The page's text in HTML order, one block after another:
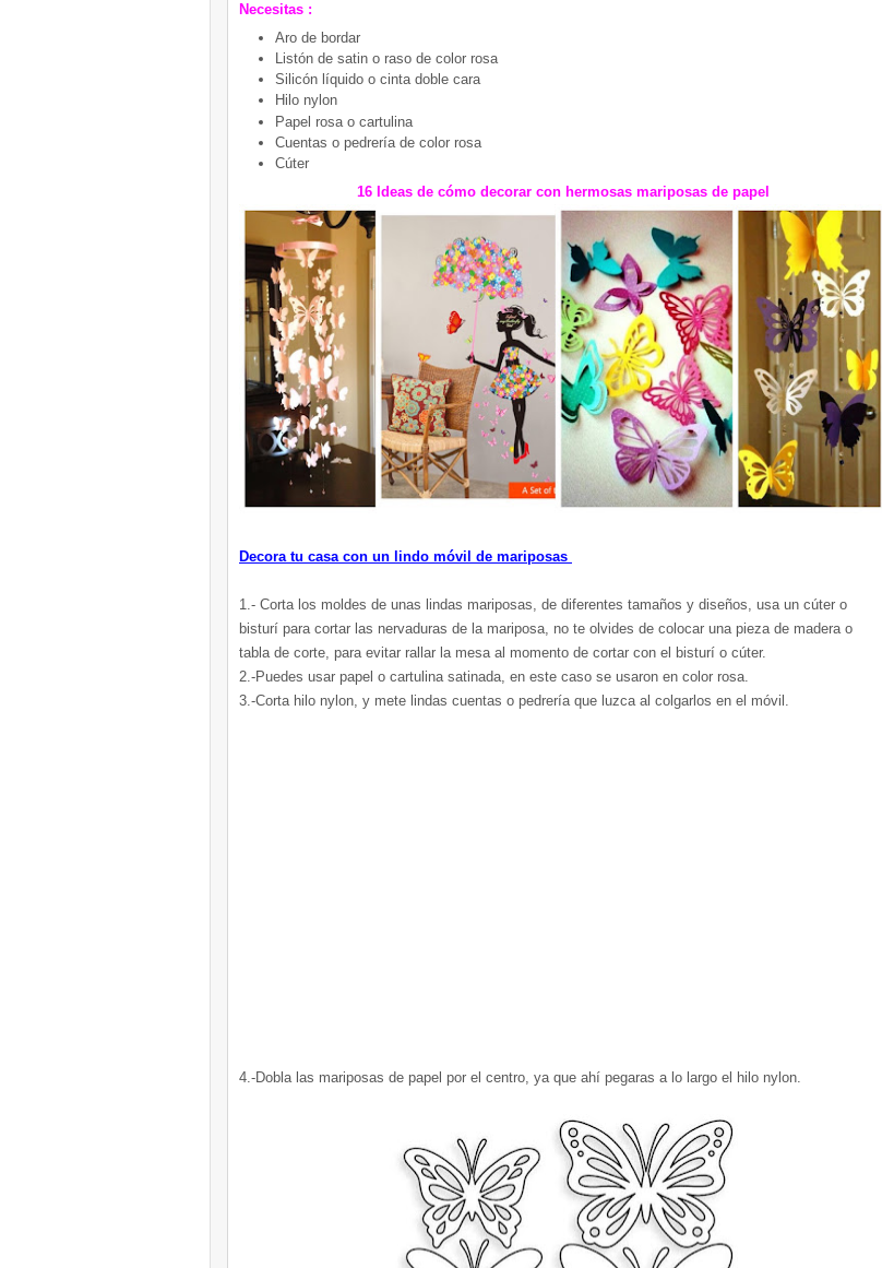
Necesitas :
Aro de bordar
Listón de satin o raso de color rosa
Silicón líquido o cinta doble cara
Hilo nylon
Papel rosa o cartulina
Cuentas o pedrería de color rosa
Cúter
16 Ideas de cómo decorar con hermosas mariposas de papel
Decora tu casa con un lindo móvil de mariposas
1.- Corta los moldes de unas lindas mariposas, de diferentes tamaños y diseños, usa un cúter o
bisturí para cortar las nervaduras de la mariposa, no te olvides de colocar una pieza de madera o
tabla de corte, para evitar rallar la mesa al momento de cortar con el bisturí o cúter.
2.-Puedes usar papel o cartulina satinada, en este caso se usaron en color rosa.
3.-Corta hilo nylon, y mete lindas cuentas o pedrería que luzca al colgarlos en el móvil.
4.-Dobla las mariposas de papel por el centro, ya que ahí pegaras a lo largo el hilo nylon.